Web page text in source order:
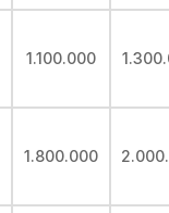
1.100.000
1.800.000